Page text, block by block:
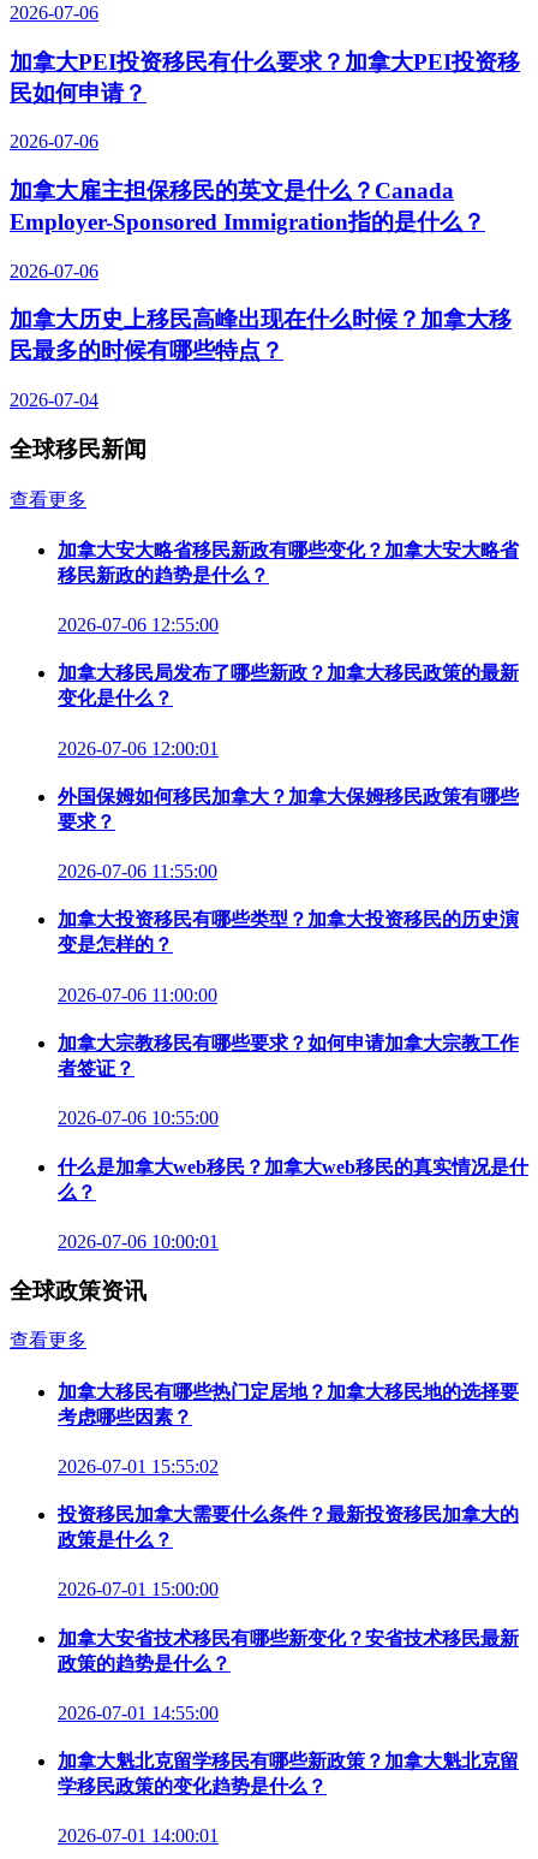
2026-07-06
加拿大PEI投资移民有什么要求？加拿大PEI投资移
民如何申请？
2026-07-06
加拿大雇主担保移民的英文是什么？Canada
Employer-Sponsored Immigration指的是什么？
2026-07-06
加拿大历史上移民高峰出现在什么时候？加拿大移
民最多的时候有哪些特点？
2026-07-04
全球移民新闻
查看更多
加拿大安大略省移民新政有哪些变化？加拿大安大略省
移民新政的趋势是什么？
2026-07-06 12:55:00
加拿大移民局发布了哪些新政？加拿大移民政策的最新
变化是什么？
2026-07-06 12:00:01
外国保姆如何移民加拿大？加拿大保姆移民政策有哪些
要求？
2026-07-06 11:55:00
加拿大投资移民有哪些类型？加拿大投资移民的历史演
变是怎样的？
2026-07-06 11:00:00
加拿大宗教移民有哪些要求？如何申请加拿大宗教工作
者签证？
2026-07-06 10:55:00
什么是加拿大web移民？加拿大web移民的真实情况是什
么？
2026-07-06 10:00:01
全球政策资讯
查看更多
加拿大移民有哪些热门定居地？加拿大移民地的选择要
考虑哪些因素？
2026-07-01 15:55:02
投资移民加拿大需要什么条件？最新投资移民加拿大的
政策是什么？
2026-07-01 15:00:00
加拿大安省技术移民有哪些新变化？安省技术移民最新
政策的趋势是什么？
2026-07-01 14:55:00
加拿大魁北克留学移民有哪些新政策？加拿大魁北克留
学移民政策的变化趋势是什么？
2026-07-01 14:00:01